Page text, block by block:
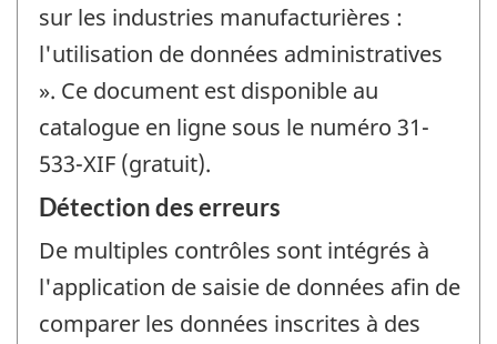
sur les industries manufacturières :
l'utilisation de données administratives
». Ce document est disponible au
catalogue en ligne sous le numéro 31-
533-XIF (gratuit).
Détection des erreurs
De multiples contrôles sont intégrés à
l'application de saisie de données afin de
comparer les données inscrites à des